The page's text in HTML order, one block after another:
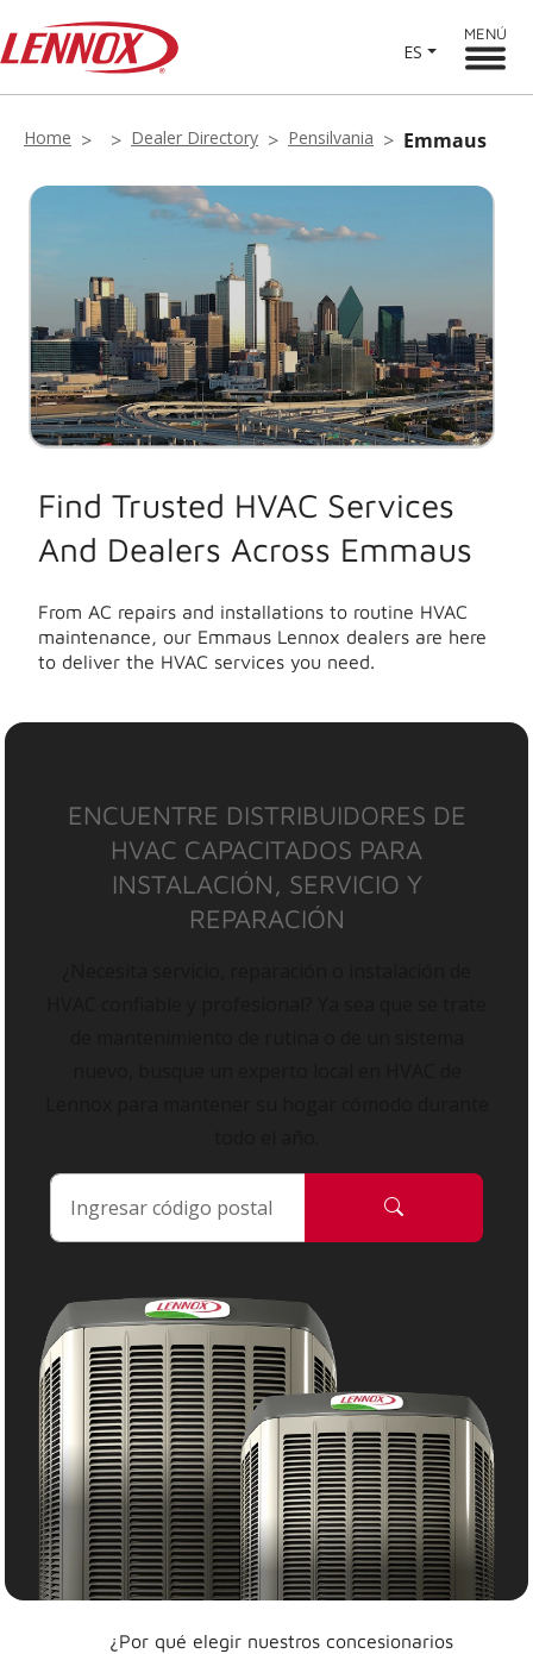
ES
MENÚ
Home Dealer Directory Pensilvania Emmaus
Find Trusted HVAC Services
And Dealers Across Emmaus
From AC repairs and installations to routine HVAC
maintenance, our Emmaus Lennox dealers are here
to deliver the HVAC services you need.
ENCUENTRE DISTRIBUIDORES DE
HVAC CAPACITADOS PARA
INSTALACIÓN, SERVICIO Y
REPARACIÓN
¿Por qué elegir nuestros concesionarios